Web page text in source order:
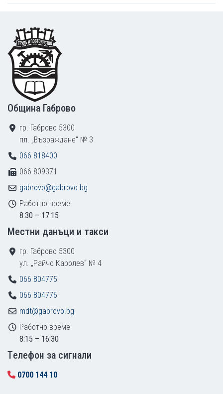
Footer
Община Габрово
гр. Габрово 5300
пл. „Възраждане“ № 3
066 818400
066 809371
gabrovo@gabrovo.bg
Работно време
8:30 – 17:15
Местни данъци и такси
гр. Габрово 5300
ул. „Райчо Каролев“ № 4
066 804775
066 804776
mdt@gabrovo.bg
Работно време
8:15 – 16:30
Tелефон за сигнали
0700 144 10